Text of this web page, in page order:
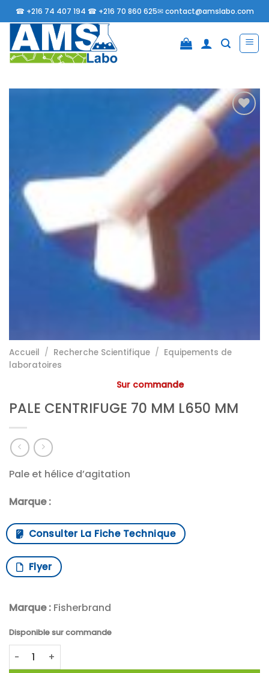
Passer
au
contenu
☎ +216 74 407 194 ☎ +216 70 860 625✉contact@amslabo.com
Ajouter
à la
liste
d’envies
Accueil / Recherche Scientifique / Equipements de
laboratoires
Sur commande
PALE CENTRIFUGE 70 MM L650 MM
Pale et hélice d’agitation
Marque :
Consulter La Fiche Technique
Flyer
Marque : Fisherbrand
Disponible sur commande
quantité de PALE CENTRIFUGE 70 MM L650 MM